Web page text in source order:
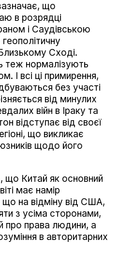
що
в розрядці
і Саудівською
Сході.
теж нормалізують
І всі ці примирення,
без участі
від минулих
війн в Іраку та
відступає від своєї
що викликає
щодо його
що Китай як основний
має намір
на відміну від США,
з усіма сторонами,
про права людини, а
в авторитарних